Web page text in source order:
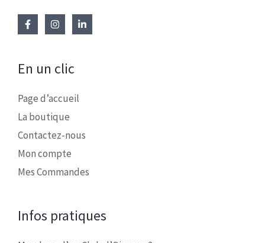
En un clic
Page d’accueil
La boutique
Contactez-nous
Mon compte
Mes Commandes
Infos pratiques